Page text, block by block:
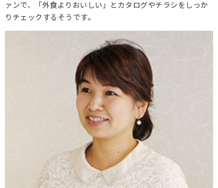
ァンで、「外食よりおいしい」とカタログやチラシをしっか
りチェックするそうです。